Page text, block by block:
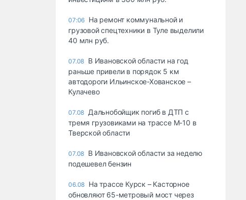
07:06 На ремонт коммунальной и
грузовой спецтехники в Туле выделили
40 млн руб.
07.08 В Ивановской области на год
раньше привели в порядок 5 км
автодороги Ильинское-Хованское –
Кулачево
07.08 Дальнобойщик погиб в ДТП с
тремя грузовиками на трассе М-10 в
Тверской области
07.08 В Ивановской области за неделю
подешевел бензин
06.08 На трассе Курск – Касторное
обновляют 65-метровый мост через